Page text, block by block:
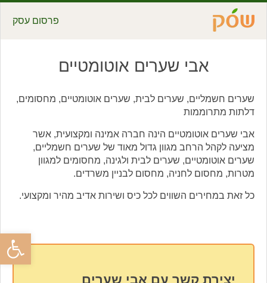
פתח
פרסום עסק
אבי שערים אוטומטיים
שערים חשמליים, שערים לבית, שערים אוטומטיים, מחסומים,
דלתות מתרוממות
אבי שערים אוטומטיים הינה חברה אמינה ומקצועית, אשר
מציעה לקהל הרחב מגוון גדול מאוד של שערים חשמליים,
שערים אוטומטיים, שערים לבית ולגינה, מחסומים למגוון
מטרות, מחסום לחניה, מחסום לבניין משרדים.
כל זאת במחירים השווים לכל כיס ושירות אדיב מהיר ומקצועי.
יצירת קשר עם אבי שערים